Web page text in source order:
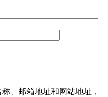
、邮箱地址和网站地址，